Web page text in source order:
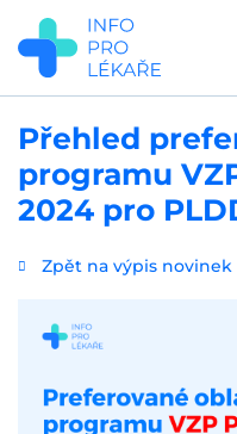
Přejít
hlavnímu
obsahu
Přehled
programu
2024 pro
Zpět na výpis novinek